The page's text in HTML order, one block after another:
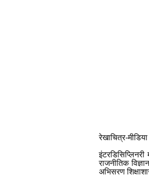
रेखाचित्र-
राजनीतिक विज्ञान
अभिसरण